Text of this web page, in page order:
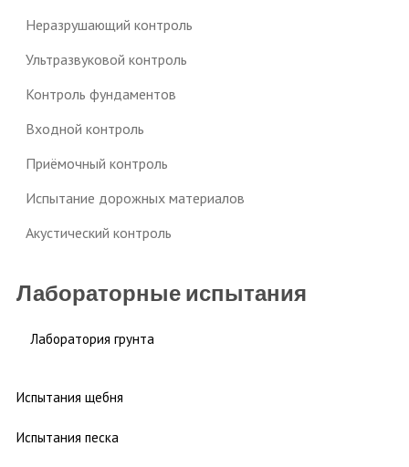
Неразрушающий контроль
Ультразвуковой контроль
Контроль фундаментов
Входной контроль
Приёмочный контроль
Испытание дорожных материалов
Акустический контроль
Лабораторные испытания
Лаборатория грунта
Испытания щебня
Испытания песка